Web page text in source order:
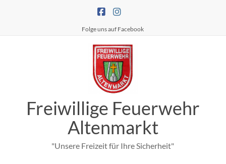
Folge uns auf Facebook
Freiwillige Feuerwehr
Altenmarkt
"Unsere Freizeit für Ihre Sicherheit"